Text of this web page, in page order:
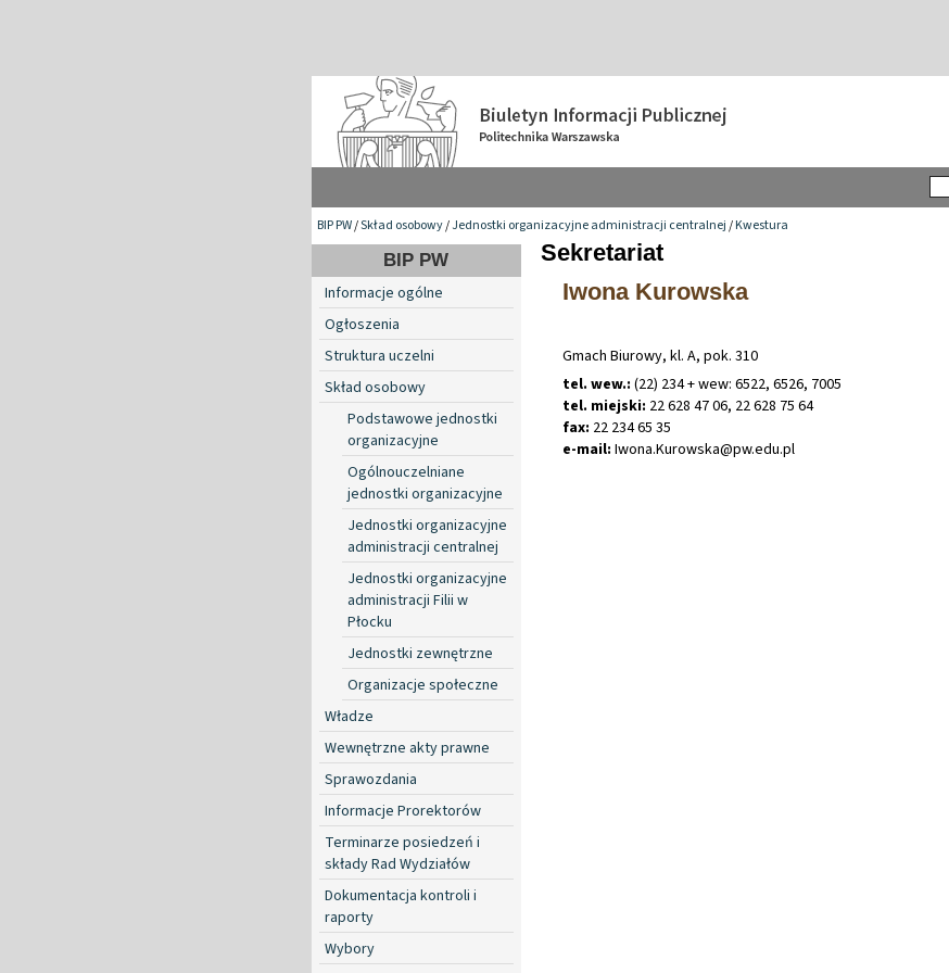
BIP PW/Skład osobowy/Jednostki organizacyjne administracji centralnej/Kwestura
BIP PW
Informacje ogólne
Ogłoszenia
Struktura uczelni
Skład osobowy
Podstawowe jednostki
organizacyjne
Ogólnouczelniane
jednostki organizacyjne
Jednostki organizacyjne
administracji centralnej
Jednostki organizacyjne
administracji Filii w
Płocku
Jednostki zewnętrzne
Organizacje społeczne
Władze
Wewnętrzne akty prawne
Sprawozdania
Informacje Prorektorów
Terminarze posiedzeń i
składy Rad Wydziałów
Dokumentacja kontroli i
raporty
Wybory
Sekretariat
Iwona Kurowska
Gmach Biurowy, kl. A, pok. 310
tel. wew.: (22) 234 + wew: 6522, 6526, 7005
tel. miejski: 22 628 47 06, 22 628 75 64
fax: 22 234 65 35
e-mail: Iwona.Kurowska@pw.edu.pl